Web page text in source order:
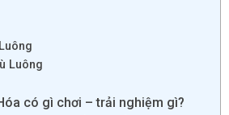
Luông
có gì chơi – trải nghiệm gì?